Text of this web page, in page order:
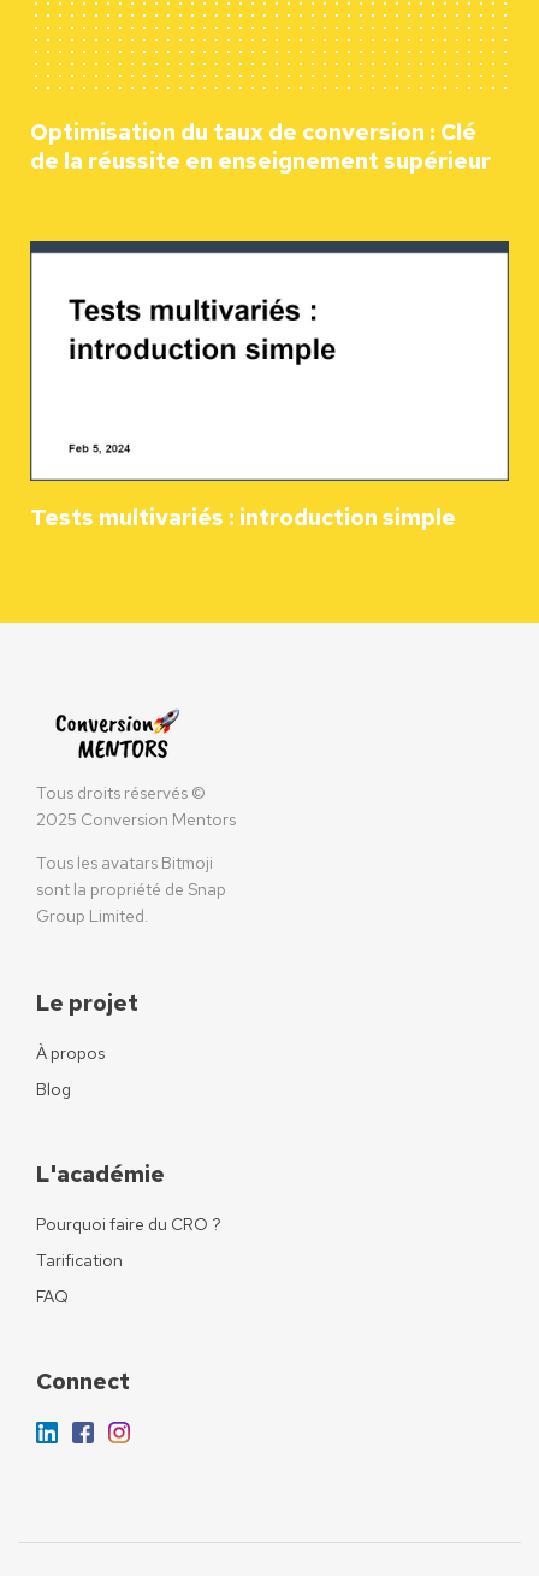
Optimisation du taux de conversion : Clé
de la réussite en enseignement supérieur
Tests multivariés : introduction simple
Tous droits réservés ©
2025 Conversion Mentors
Tous les avatars Bitmoji
sont la propriété de Snap
Group Limited.
Le projet
À propos
Blog
L'académie
Pourquoi faire du CRO ?
Tarification
FAQ
Connect